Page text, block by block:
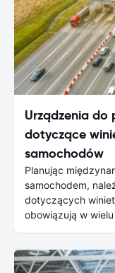
Urządzenia do
dotyczące
samochodów
Planując
samochodem,
dotyczących
obowiązują w